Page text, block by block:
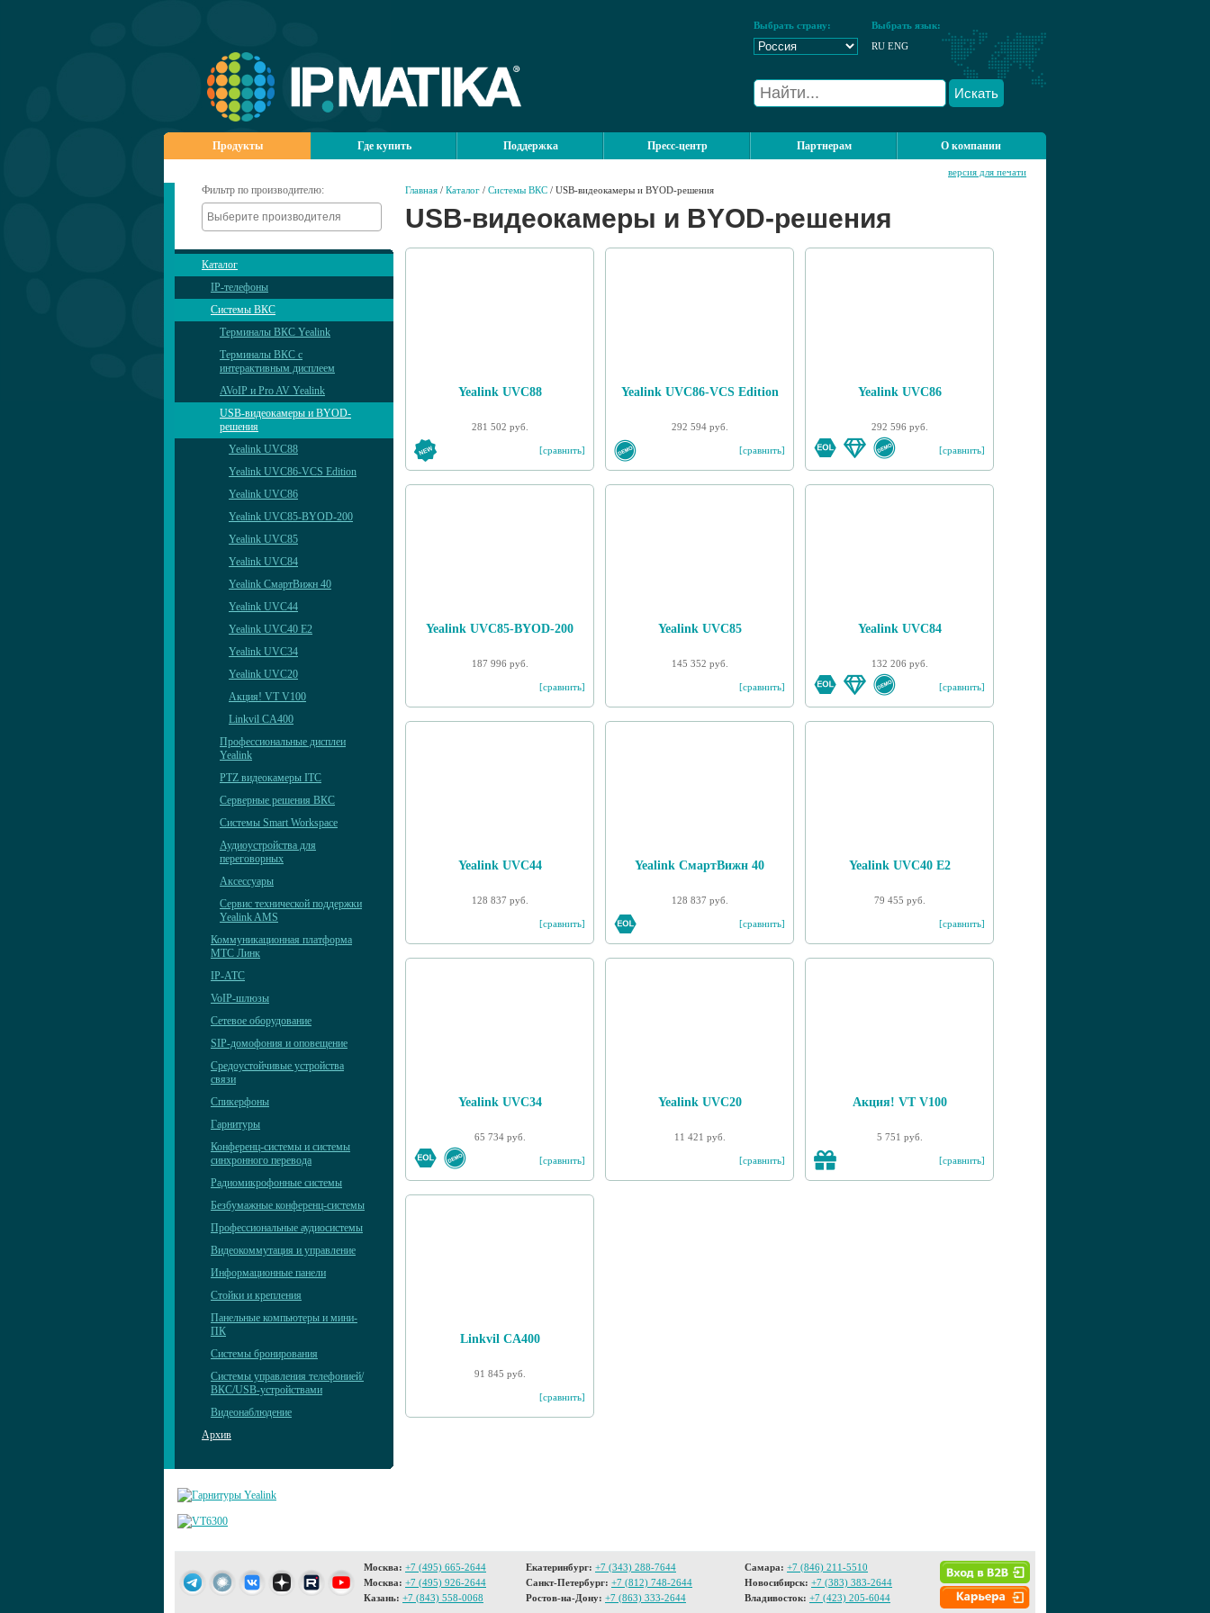
Выбрать страну:
Выбрать язык:
RU ENG
Искать
Продукты Где купить Поддержка Пресс-центр Партнерам О компании
Фильтр по производителю:
Каталог
IP-телефоны
Системы ВКС
Терминалы ВКС Yealink
Терминалы ВКС с
интерактивным дисплеем
AVoIP и Pro AV Yealink
USB-видеокамеры и BYOD-
решения
Yealink UVC88
Yealink UVC86-VCS Edition
Yealink UVC86
Yealink UVC85-BYOD-200
Yealink UVC85
Yealink UVC84
Yealink СмартВижн 40
Yealink UVC44
Yealink UVC40 E2
Yealink UVC34
Yealink UVC20
Акция! VT V100
Linkvil CA400
Профессиональные дисплеи
Yealink
PTZ видеокамеры ITC
Серверные решения ВКС
Системы Smart Workspace
Аудиоустройства для
переговорных
Аксессуары
Сервис технической поддержки
Yealink AMS
Коммуникационная платформа
МТС Линк
IP-АТС
VoIP-шлюзы
Сетевое оборудование
SIP-домофония и оповещение
Средоустойчивые устройства
связи
Спикерфоны
Гарнитуры
Конференц-системы и системы
синхронного перевода
Радиомикрофонные системы
Безбумажные конференц-системы
Профессиональные аудиосистемы
Видеокоммутация и управление
Информационные панели
Стойки и крепления
Панельные компьютеры и мини-
ПК
Системы бронирования
Системы управления телефонией/
ВКС/USB-устройствами
Видеонаблюдение
Архив
Главная / Каталог / Системы ВКС / USB-видеокамеры и BYOD-решения
версия для печати
USB-видеокамеры и BYOD-решения
Yealink UVC88
281 502 руб.
[сравнить]
Yealink UVC86-VCS Edition
292 594 руб.
[сравнить]
Yealink UVC86
292 596 руб.
[сравнить]
Yealink UVC85-BYOD-200
187 996 руб.
[сравнить]
Yealink UVC85
145 352 руб.
[сравнить]
Yealink UVC84
132 206 руб.
[сравнить]
Yealink UVC44
128 837 руб.
[сравнить]
Yealink СмартВижн 40
128 837 руб.
[сравнить]
Yealink UVC40 E2
79 455 руб.
[сравнить]
Yealink UVC34
65 734 руб.
[сравнить]
Yealink UVC20
11 421 руб.
[сравнить]
Акция! VT V100
5 751 руб.
[сравнить]
Linkvil CA400
91 845 руб.
[сравнить]
Москва: +7 (495) 665-2644
Москва: +7 (495) 926-2644
Казань: +7 (843) 558-0068
Екатеринбург: +7 (343) 288-7644
Санкт-Петербург: +7 (812) 748-2644
Ростов-на-Дону: +7 (863) 333-2644
Самара: +7 (846) 211-5510
Новосибирск: +7 (383) 383-2644
Владивосток: +7 (423) 205-6044